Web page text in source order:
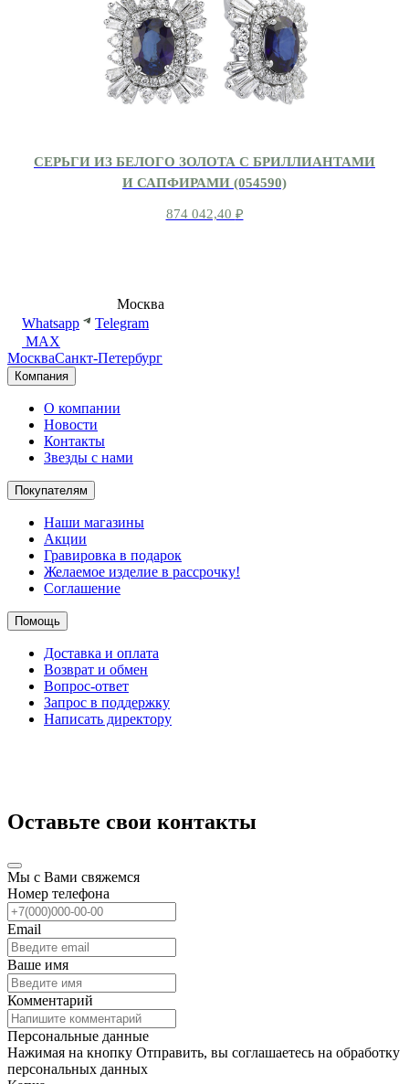
СЕРЬГИ ИЗ БЕЛОГО ЗОЛОТА С БРИЛЛИАНТАМИ
И САПФИРАМИ (054590)
874 042,40 ₽
Москва
Whatsapp
Telegram
MAX
МоскваСанкт-Петербург
Компания
О компании
Новости
Контакты
Звезды с нами
Покупателям
Наши магазины
Акции
Гравировка в подарок
Желаемое изделие в рассрочку!
Соглашение
Помощь
Доставка и оплата
Возврат и обмен
Вопрос-ответ
Запрос в поддержку
Написать директору
Оставьте свои контакты
Мы с Вами свяжемся
Номер телефона
Email
Ваше имя
Комментарий
Персональные данные
Нажимая на кнопку Отправить, вы соглашаетесь на обработку
персональных данных